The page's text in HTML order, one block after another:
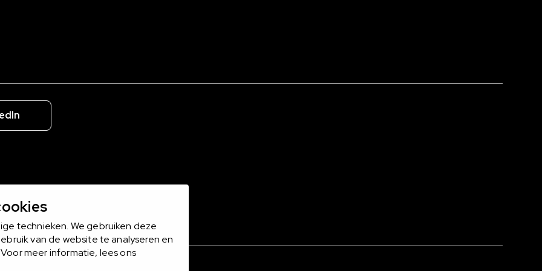
technieken. We gebruiken deze
van de website te analyseren en
meer informatie, lees ons